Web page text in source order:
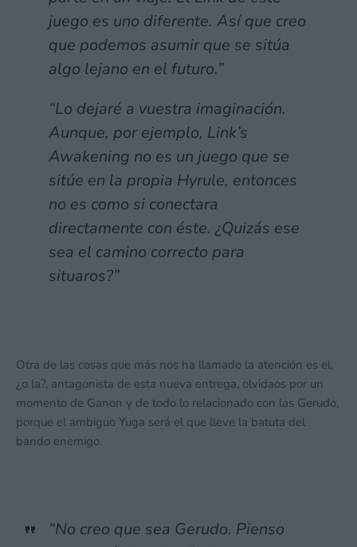
juego es uno diferente. Así que creo
que podemos asumir que se sitúa
algo lejano en el futuro.”
“Lo dejaré a vuestra imaginación.
Aunque, por ejemplo, Link’s
Awakening no es un juego que se
sitúe en la propia Hyrule, entonces
no es como si conectara
directamente con éste. ¿Quizás ese
sea el camino correcto para
situaros?”
Otra de las cosas que más nos ha llamado la atención es el,
¿o la?, antagonista de esta nueva entrega, olvidaos por un
momento de Ganon y de todo lo relacionado con las Gerudo,
porque el ambiguo Yuga será el que lleve la batuta del
bando enemigo.
“No creo que sea Gerudo. Pienso